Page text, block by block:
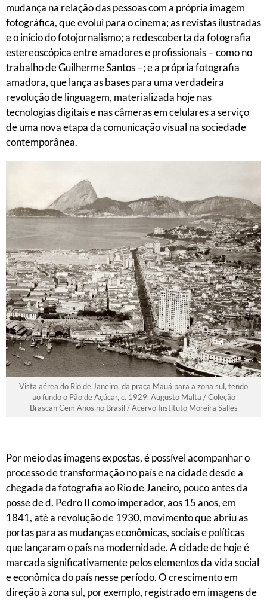
mudança na relação das pessoas com a própria imagem
fotográfica, que evolui para o cinema; as revistas ilustradas
e o início do fotojornalismo; a redescoberta da fotografia
estereoscópica entre amadores e profissionais − como no
trabalho de Guilherme Santos −; e a própria fotografia
amadora, que lança as bases para uma verdadeira
revolução de linguagem, materializada hoje nas
tecnologias digitais e nas câmeras em celulares a serviço
de uma nova etapa da comunicação visual na sociedade
contemporânea.
Vista aérea do Rio de Janeiro, da praça Mauá para a zona sul, tendo
ao fundo o Pão de Açúcar, c. 1929. Augusto Malta / Coleção
Brascan Cem Anos no Brasil / Acervo Instituto Moreira Salles
Por meio das imagens expostas, é possível acompanhar o
processo de transformação no país e na cidade desde a
chegada da fotografia ao Rio de Janeiro, pouco antes da
posse de d. Pedro II como imperador, aos 15 anos, em
1841, até a revolução de 1930, movimento que abriu as
portas para as mudanças econômicas, sociais e políticas
que lançaram o país na modernidade. A cidade de hoje é
marcada significativamente pelos elementos da vida social
e econômica do país nesse período. O crescimento em
direção à zona sul, por exemplo, registrado em imagens de